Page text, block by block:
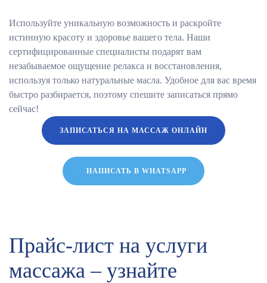
Используйте уникальную возможность и раскройте
истинную красоту и здоровье вашего тела. Наши
сертифицированные специалисты подарят вам
незабываемое ощущение релакса и восстановления,
используя только натуральные масла. Удобное для вас время
быстро разбирается, поэтому спешите записаться прямо
сейчас!
ЗАПИСАТЬСЯ НА МАССАЖ ОНЛАЙН
НАПИСАТЬ В WHATSAPP
Прайс-лист на услуги
массажа – узнайте